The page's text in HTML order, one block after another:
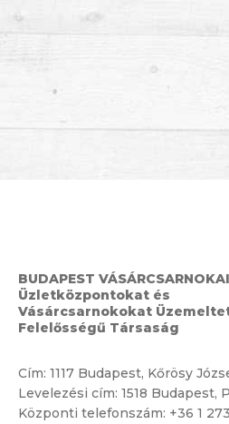
BUDAPEST
Üzletközpontokat és
Vásárcsarnokokat
Felelősségű Társaság
Cím: 1117 Budapest, Kőrösy
Levelezési cím: 1518 Budapest,
Központi telefonszám: +36 1